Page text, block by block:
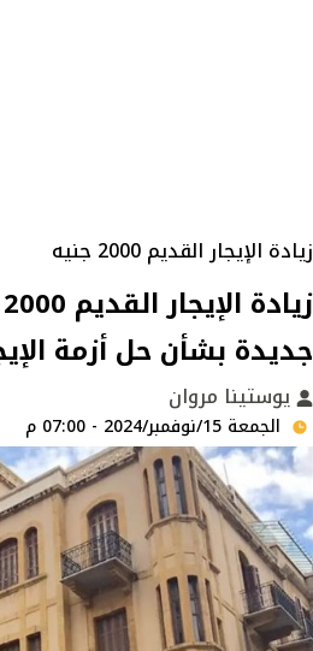
زيادة الإيجار القديم 2000 جنيه
جديدة بشأن حل أزمة
يوستينا مروان
الجمعة 15/نوفمبر/2024 - 07:00 م